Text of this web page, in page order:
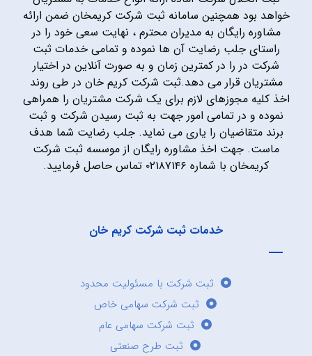
خواهد بود همچنین سامانه ثبت شرکت کریمخان ضمن ارائه
مشاوره رایگان به مدیران محترم ، نهایت سعی خود را در
راستای جلب رضایت آن ها نموده و تمامی خدمات ثبت
شرکت در را در کمترین زمان و به صورت آنلاین در اختیار
مشتریان قرار می دهد.ثبت شرکت کریم خان در طی روند
اخذ کلیه مجوزهای لازم برای یک شرکت مشتریان را همراهی
نموده و در تمامی امور جهت به ثبت رسیدن شرکت و ثبت
برند متقاضیان را یاری می نماید. جلب رضایت شما هدف
ماست. جهت اخذ مشاوره رایگان از موسسه ثبت شرکت
کریمخان با شماره ۰۲۱۸۷۱۴۶ تماس حاصل فرمایید.
خدمات ثبت شرکت کریم خان
ثبت شرکت با مسئولیت محدود
ثبت شرکت سهامی خاص
ثبت شرکت سهامی عام
ثبت طرح صنعتی